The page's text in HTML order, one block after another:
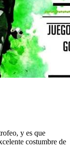
y es que
costumbre de